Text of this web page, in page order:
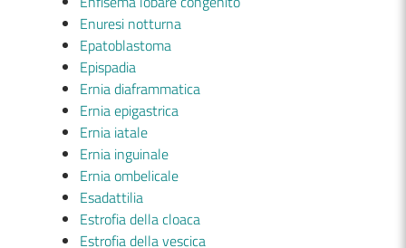
Enuresi notturna
Epatoblastoma
Epispadia
Ernia diaframmatica
Ernia epigastrica
Ernia iatale
Ernia inguinale
Ernia ombelicale
Esadattilia
Estrofia della cloaca
Estrofia della vescica